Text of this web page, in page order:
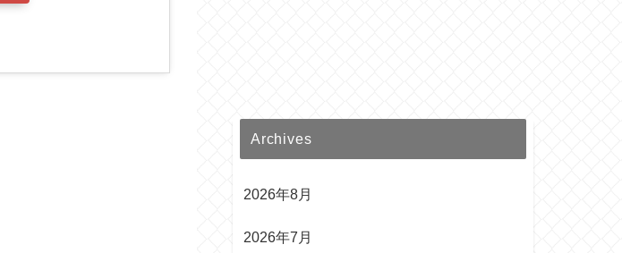
Archives
2026年8月
2026年7月